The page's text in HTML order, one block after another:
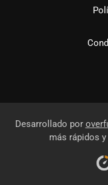
Desarrollado por
más rápidos